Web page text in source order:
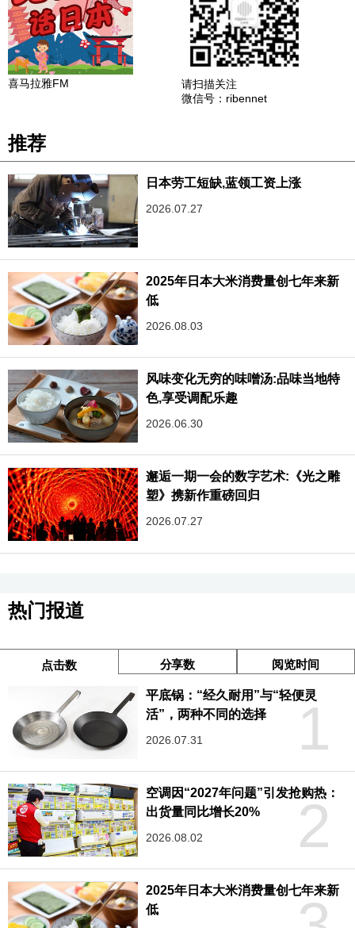
喜马拉雅FM
请扫描关注
微信号：ribennet
推荐
日本劳工短缺,蓝领工资上涨
2026.07.27
2025年日本大米消费量创七年来新
低
2026.08.03
风味变化无穷的味噌汤:品味当地特
色,享受调配乐趣‌
2026.06.30
邂逅一期一会的数字艺术:《光之雕
塑》携新作重磅回归
2026.07.27
热门报道
点击数 分享数 阅览时间
1
平底锅：“经久耐用”与“轻便灵
活”，两种不同的选择
2026.07.31
2
空调因“2027年问题”引发抢购热：
出货量同比增长20%
2026.08.02
2025年日本大米消费量创七年来新
低